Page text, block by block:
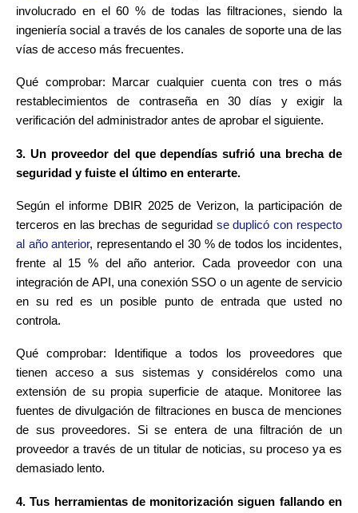
involucrado en el 60 % de todas las filtraciones, siendo la
ingeniería social a través de los canales de soporte una de las
vías de acceso más frecuentes.
Qué comprobar: Marcar cualquier cuenta con tres o más
restablecimientos de contraseña en 30 días y exigir la
verificación del administrador antes de aprobar el siguiente.
3. Un proveedor del que dependías sufrió una brecha de
seguridad y fuiste el último en enterarte.
Según el informe DBIR 2025 de Verizon, la participación de
terceros en las brechas de seguridad se duplicó con respecto
al año anterior, representando el 30 % de todos los incidentes,
frente al 15 % del año anterior. Cada proveedor con una
integración de API, una conexión SSO o un agente de servicio
en su red es un posible punto de entrada que usted no
controla.
Qué comprobar: Identifique a todos los proveedores que
tienen acceso a sus sistemas y considérelos como una
extensión de su propia superficie de ataque. Monitoree las
fuentes de divulgación de filtraciones en busca de menciones
de sus proveedores. Si se entera de una filtración de un
proveedor a través de un titular de noticias, su proceso ya es
demasiado lento.
4. Tus herramientas de monitorización siguen fallando en